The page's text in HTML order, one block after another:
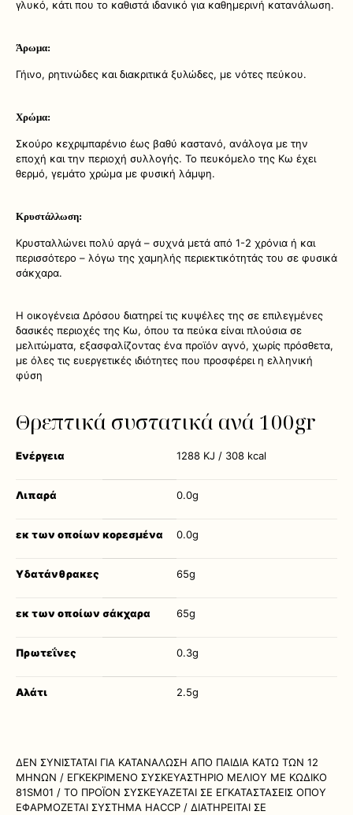
γλυκό, κάτι που το καθιστά ιδανικό για καθημερινή κατανάλωση.
Άρωμα:
Γήινο, ρητινώδες και διακριτικά ξυλώδες, με νότες πεύκου.
Χρώμα:
Σκούρο κεχριμπαρένιο έως βαθύ καστανό, ανάλογα με την
εποχή και την περιοχή συλλογής. Το πευκόμελο της Κω έχει
θερμό, γεμάτο χρώμα με φυσική λάμψη.
Κρυστάλλωση:
Κρυσταλλώνει πολύ αργά – συχνά μετά από 1-2 χρόνια ή και
περισσότερο – λόγω της χαμηλής περιεκτικότητάς του σε φυσικά
σάκχαρα.
Η οικογένεια Δρόσου διατηρεί τις κυψέλες της σε επιλεγμένες
δασικές περιοχές της Κω, όπου τα πεύκα είναι πλούσια σε
μελιτώματα, εξασφαλίζοντας ένα προϊόν αγνό, χωρίς πρόσθετα,
με όλες τις ευεργετικές ιδιότητες που προσφέρει η ελληνική
φύση
Θρεπτικά συστατικά ανά 100gr
Ενέργεια 1288 KJ / 308 kcal
Λιπαρά 0.0g
εκ των οποίων κορεσμένα 0.0g
Υδατάνθρακες 65g
εκ των οποίων σάκχαρα 65g
Πρωτεΐνες 0.3g
Αλάτι 2.5g
ΔΕΝ ΣΥΝΙΣΤΑΤΑΙ ΓΙΑ ΚΑΤΑΝΑΛΩΣΗ ΑΠΟ ΠΑΙΔΙΑ ΚΑΤΩ ΤΩΝ 12
ΜΗΝΩΝ / ΕΓΚΕΚΡΙΜΕΝΟ ΣΥΣΚΕΥΑΣΤΗΡΙΟ ΜΕΛΙΟΥ ΜΕ ΚΩΔΙΚΟ
81SM01 / ΤΟ ΠΡΟΪΟΝ ΣΥΣΚΕΥΑΖΕΤΑΙ ΣΕ ΕΓΚΑΤΑΣΤΑΣΕΙΣ ΟΠΟΥ
ΕΦΑΡΜΟΖΕΤΑΙ ΣΥΣΤΗΜΑ HACCP / ΔΙΑΤΗΡΕΙΤΑΙ ΣΕ